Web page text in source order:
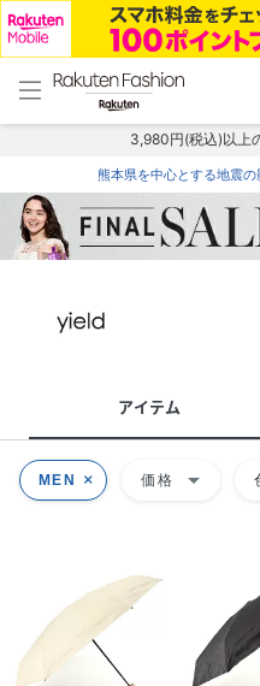
menu home
トップ
3,980円(税込)以上
熊本県を中心とする地震
アイテム
MEN 価格 arrow_drop_down